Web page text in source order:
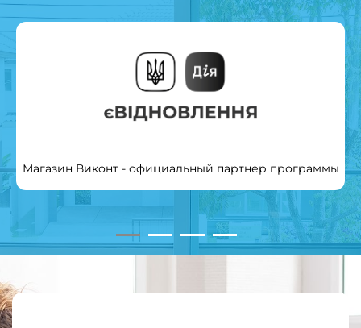
Магазин Виконт - официальный партнер программы